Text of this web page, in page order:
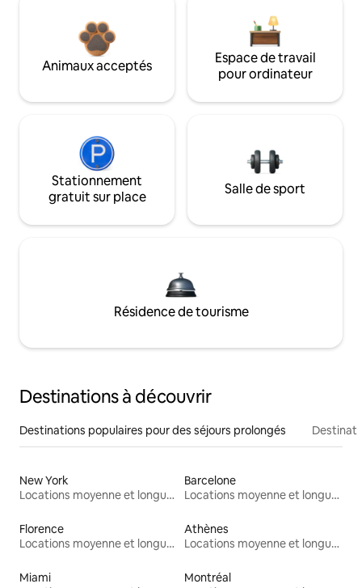
Animaux acceptés
Espace de travail
pour ordinateur
Stationnement
gratuit sur place
Salle de sport
Résidence de tourisme
Destinations à découvrir
Destinations populaires pour des séjours prolongés
New York
Locations moyenne et longue durée
Barcelone
Locations moyenne et longue durée
Florence
Locations moyenne et longue durée
Athènes
Locations moyenne et longue durée
Miami
Montréal